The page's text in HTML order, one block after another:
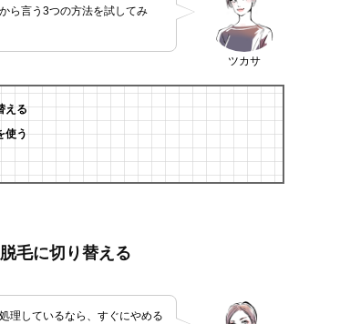
ツカサ
ら言う3つの方法を試してみ
える
使う
毛に切り替える
理しているなら、すぐにやめる